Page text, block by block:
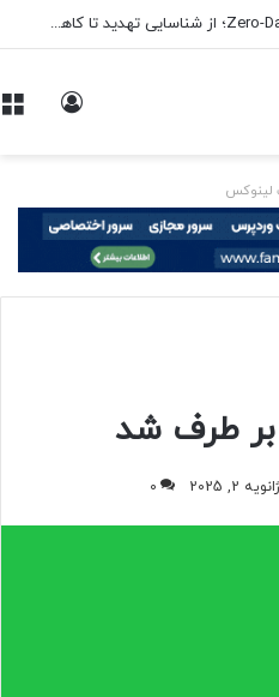
روش‌های جلوگیری از حملات Zero-Day؛ از شناسایی تهدید تا کاهش ریسک
لینوکس
بر طرف شد
2025
0